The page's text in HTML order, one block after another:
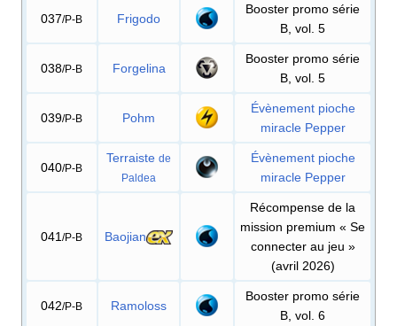
037/P-B Frigodo
Booster promo série
B, vol. 5
038/P-B Forgelina
Booster promo série
B, vol. 5
039/P-B Pohm
Évènement pioche
miracle Pepper
040/P-B
Terraiste de
Paldea
Évènement pioche
miracle Pepper
041 /P-B Baojian
Récompense de la
mission premium « Se
connecter au jeu »
(avril 2026)
042/P-B Ramoloss
Booster promo série
B, vol. 6